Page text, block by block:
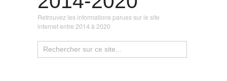
Retrouvez les informations parues sur le site
internet entre 2014 à 2020